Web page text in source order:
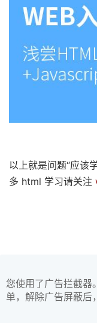
以上就是问题“应该
多 html 学习请关注
您使用了广告拦截器
单，解除广告屏蔽后